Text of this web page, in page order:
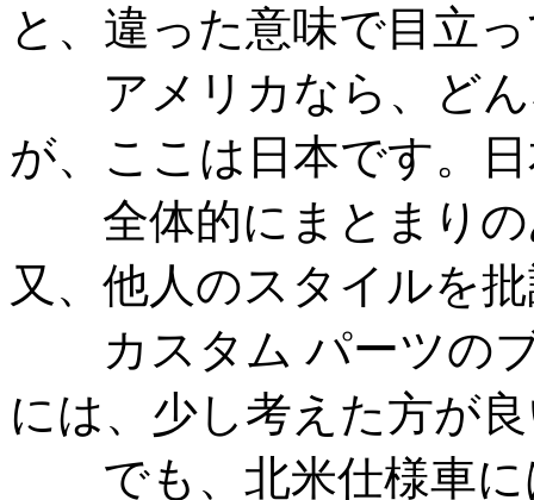
と、違った意味で目立
アメリカなら、どん
が、ここは日本です。
全体的にまとまりの
又、他人のスタイルを
カスタム パーツのブ
には、少し考えた方が
でも、北米仕様車に